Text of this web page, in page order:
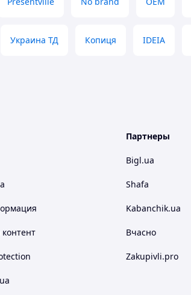
Украина ТД Копиця IDEIA
Партнеры
Bigl.ua
Shafa
Kabanchik.ua
Вчасно
Zakupivli.pro